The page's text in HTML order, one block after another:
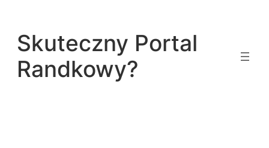
treści
Skuteczny Portal
Randkowy?